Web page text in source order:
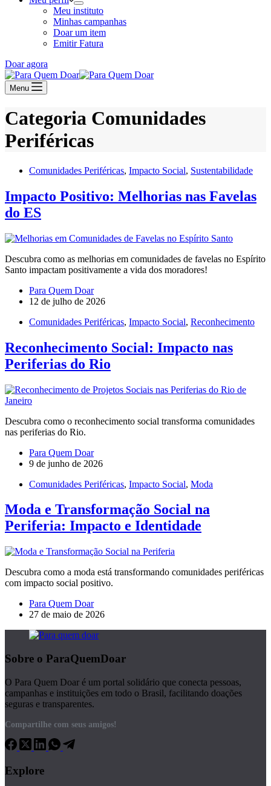
Meu instituto
Minhas campanhas
Doar um item
Emitir Fatura
Doar agora
Menu
Categoria Comunidades
Periféricas
Comunidades Periféricas, Impacto Social, Sustentabilidade
Impacto Positivo: Melhorias nas Favelas
do ES
Descubra como as melhorias em comunidades de favelas no Espírito
Santo impactam positivamente a vida dos moradores!
Para Quem Doar
12 de julho de 2026
Comunidades Periféricas, Impacto Social, Reconhecimento
Reconhecimento Social: Impacto nas
Periferias do Rio
Descubra como o reconhecimento social transforma comunidades
nas periferias do Rio.
Para Quem Doar
9 de junho de 2026
Comunidades Periféricas, Impacto Social, Moda
Moda e Transformação Social na
Periferia: Impacto e Identidade
Descubra como a moda está transformando comunidades periféricas
com impacto social positivo.
Para Quem Doar
27 de maio de 2026
Sobre o ParaQuemDoar
O Para Quem Doar é um portal solidário que conecta pessoas,
campanhas e instituições em todo o Brasil, facilitando doações
seguras e transparentes.
Compartilhe com seus amigos!
Explore